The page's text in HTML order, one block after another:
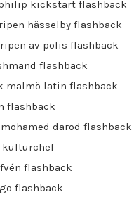
kickstart flashback
hässelby flashback
av polis flashback
flashback
malmö latin flashback
flashback
darod flashback
kulturchef
flashback
flashback